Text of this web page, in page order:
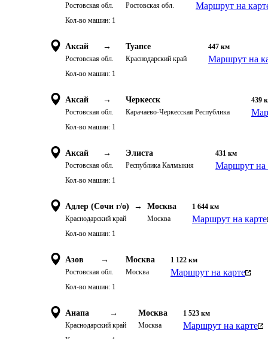
Ростовская обл. Ростовская обл. Маршрут на
Кол-во машин: 1
Аксай →
Ростовская обл.
Туапсе
Краснодарский край
447 км
Маршрут на
Кол-во машин: 1
Аксай →
Ростовская обл.
Черкесск
Карачаево-Черкесская Республика
439
Кол-во машин: 1
Аксай →
Ростовская обл.
Элиста
Республика Калмыкия
431 км
Маршрут на
Кол-во машин: 1
Адлер (Сочи г/о) →
Краснодарский край
Москва
Москва
1 644 км
Маршрут на карте
Кол-во машин: 1
Азов →
Ростовская обл.
Москва
Москва
1 122 км
Маршрут на карте
Кол-во машин: 1
Анапа →
Краснодарский край
Москва
Москва
1 523 км
Маршрут на карте